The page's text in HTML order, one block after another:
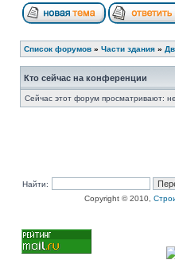
Список форумов » Части здания »
Кто сейчас на конференции
Сейчас этот форум просматривают:
Найти:
Copyright © 2010,